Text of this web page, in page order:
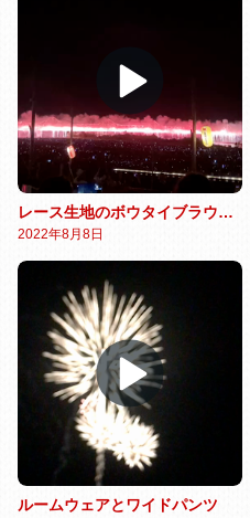
レース生地のボウタイブラウスとクロッシェ
2022年8月8日
ルームウェアとワイドパンツ